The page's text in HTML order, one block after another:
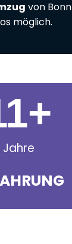
von
möglich.
Jahre
+